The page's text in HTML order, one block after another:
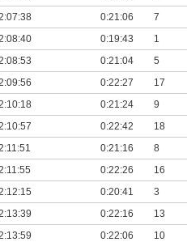
0:21:06 7
0:19:43 1
0:21:04 5
0:22:27 17
0:21:24 9
0:22:42 18
0:21:16 8
0:22:26 16
0:20:41 3
0:22:16 13
0:22:06 10